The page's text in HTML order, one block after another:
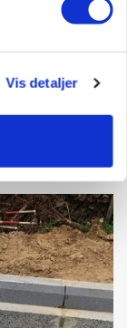
Vis detaljer